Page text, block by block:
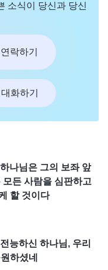
소식이 당신과 당신
락하기
화하기
나님은 그의 보좌 앞
모든 사람을 심판하고
할 것이다
능하신 하나님, 우리
하셨네